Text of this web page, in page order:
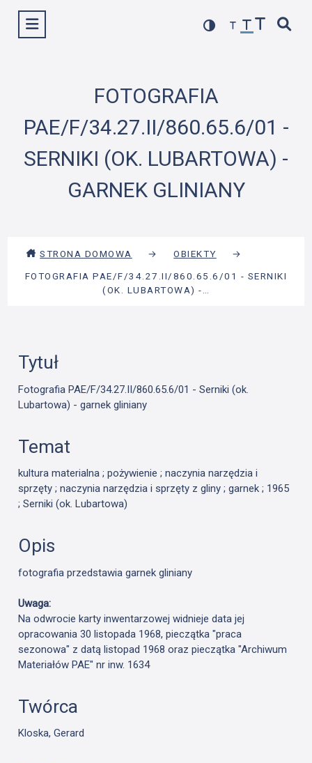
Wyświetl menu
FOTOGRAFIA
PAE/F/34.27.II/860.65.6/01 -
SERNIKI (OK. LUBARTOWA) -
GARNEK GLINIANY
STRONA DOMOWA → OBIEKTY
→
FOTOGRAFIA PAE/F/34.27.II/860.65.6/01 - SERNIKI
(OK. LUBARTOWA) -…
Tytuł
Fotografia PAE/F/34.27.II/860.65.6/01 - Serniki (ok.
Lubartowa) - garnek gliniany
Temat
kultura materialna ; pożywienie ; naczynia narzędzia i
sprzęty ; naczynia narzędzia i sprzęty z gliny ; garnek ; 1965
; Serniki (ok. Lubartowa)
Opis
fotografia przedstawia garnek gliniany
Uwaga:
Na odwrocie karty inwentarzowej widnieje data jej
opracowania 30 listopada 1968, pieczątka "praca
sezonowa" z datą listopad 1968 oraz pieczątka "Archiwum
Materiałów PAE" nr inw. 1634
Twórca
Kloska, Gerard